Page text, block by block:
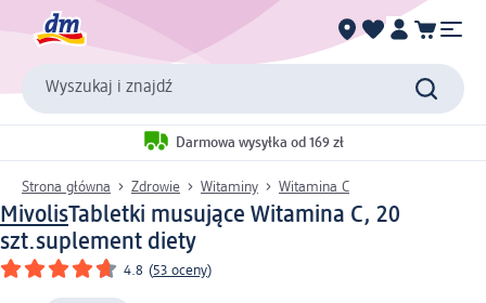
Wyszukaj i znajdź
Darmowa wysyłka od 169 zł
Strona główna Zdrowie Witaminy Witamina C
MivolisTabletki musujące Witamina C, 20
szt.suplement diety
4.8 (53 oceny)